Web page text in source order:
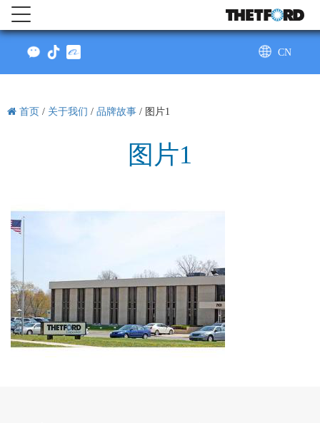
CN
首页 / 关于我们 / 品牌故事 / 图片1
图片1